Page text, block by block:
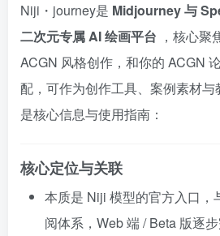
Niji・journey是 Midjourney 与
二次元专属 AI 绘画平台 ，核心聚
ACGN 风格创作，和你的 ACGN
配，可作为创作工具、案例素材
是核心信息与使用指南：
核心定位与关联
本质是 Niji 模型的官方入口，
阅体系，Web 端 / Beta 版逐